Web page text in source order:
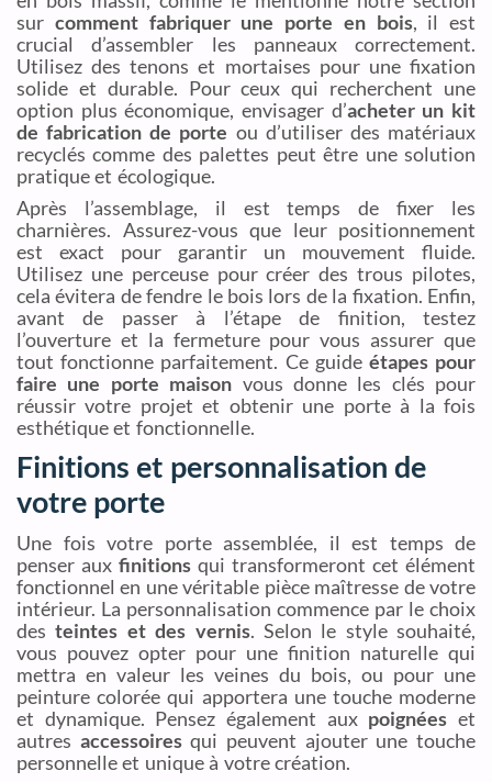
sur comment fabriquer une porte en bois, il est
crucial d’assembler les panneaux correctement.
Utilisez des tenons et mortaises pour une fixation
solide et durable. Pour ceux qui recherchent une
option plus économique, envisager d’acheter un kit
de fabrication de porte ou d’utiliser des matériaux
recyclés comme des palettes peut être une solution
pratique et écologique.
Après l’assemblage, il est temps de fixer les
charnières. Assurez-vous que leur positionnement
est exact pour garantir un mouvement fluide.
Utilisez une perceuse pour créer des trous pilotes,
cela évitera de fendre le bois lors de la fixation. Enfin,
avant de passer à l’étape de finition, testez
l’ouverture et la fermeture pour vous assurer que
tout fonctionne parfaitement. Ce guide étapes pour
faire une porte maison vous donne les clés pour
réussir votre projet et obtenir une porte à la fois
esthétique et fonctionnelle.
Finitions et personnalisation de
votre porte
Une fois votre porte assemblée, il est temps de
penser aux finitions qui transformeront cet élément
fonctionnel en une véritable pièce maîtresse de votre
intérieur. La personnalisation commence par le choix
desteintes et des vernis. Selon le style souhaité,
vous pouvez opter pour une finition naturelle qui
mettra en valeur les veines du bois, ou pour une
peinture colorée qui apportera une touche moderne
et dynamique. Pensez également aux poignées et
autres accessoiresqui peuvent ajouter une touche
personnelle et unique à votre création.